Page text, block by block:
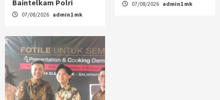
Baintelkam Polri
07/08/2026 admin1 mk
07/08/2026 admin1 mk